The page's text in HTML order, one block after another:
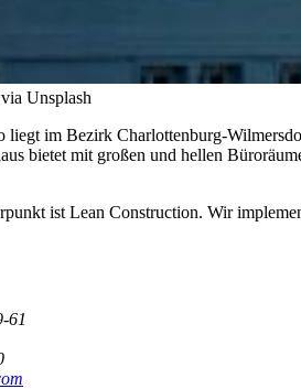
Unsplash
liegt im Bezirk Charlottenburg-
bietet mit großen und hellen
ist Lean Construction. Wir
61